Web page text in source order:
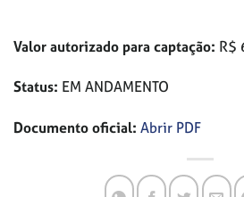
Valor autorizado para captação: R$
Status: EM ANDAMENTO
Documento oficial: Abrir PDF